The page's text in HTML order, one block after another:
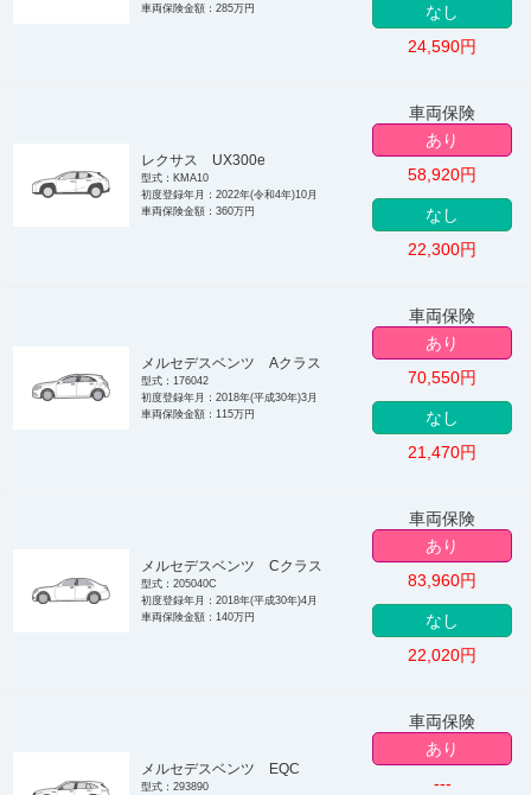
車両保険金額：285万円
なし
24,590円
レクサス UX300e
型式：KMA10
初度登録年月：2022年(令和4年)10月
車両保険金額：360万円
車両保険
あり
58,920円
なし
22,300円
メルセデスベンツ Aクラス
型式：176042
初度登録年月：2018年(平成30年)3月
車両保険金額：115万円
車両保険
あり
70,550円
なし
21,470円
メルセデスベンツ Cクラス
型式：205040C
初度登録年月：2018年(平成30年)4月
車両保険金額：140万円
車両保険
あり
83,960円
なし
22,020円
メルセデスベンツ EQC
型式：293890
車両保険
あり
---